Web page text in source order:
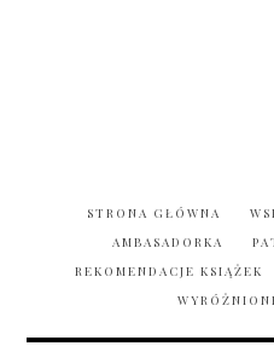
STRONA GŁÓWNA
AMBASADORKA
REKOMENDACJE KSIĄŻEK